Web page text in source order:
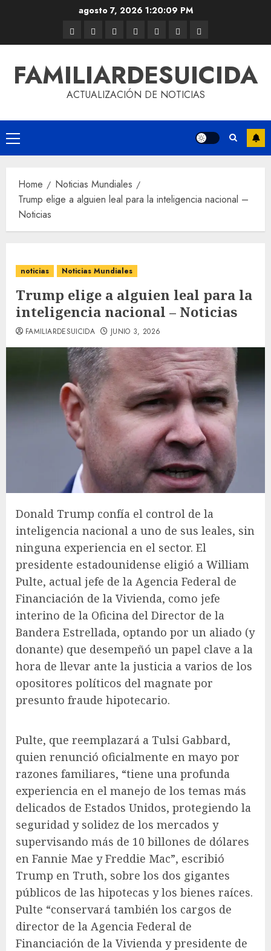
agosto 7, 2026 1:20:09 PM
FAMILIARDESUICIDA
ACTUALIZACIÓN DE NOTICIAS
Home
Noticias Mundiales
Trump elige a alguien leal para la inteligencia nacional –
Noticias
noticias Noticias Mundiales
Trump elige a alguien leal para la
inteligencia nacional – Noticias
FAMILIARDESUICIDA JUNIO 3, 2026
Donald Trump confía el control de la
inteligencia nacional a uno de sus leales, sin
ninguna experiencia en el sector. El
presidente estadounidense eligió a William
Pulte, actual jefe de la Agencia Federal de
Financiación de la Vivienda, como jefe
interino de la Oficina del Director de la
Bandera Estrellada, optando por un aliado (y
donante) que desempeñó un papel clave a la
hora de llevar ante la justicia a varios de los
opositores políticos del magnate por
presunto fraude hipotecario.
Pulte, que reemplazará a Tulsi Gabbard,
quien renunció oficialmente en mayo por
razones familiares, “tiene una profunda
experiencia en el manejo de los temas más
delicados de Estados Unidos, protegiendo la
seguridad y solidez de los mercados y
supervisando más de 10 billones de dólares
en Fannie Mae y Freddie Mac”, escribió
Trump en Truth, sobre los dos gigantes
públicos de las hipotecas y los bienes raíces.
Pulte “conservará también los cargos de
director de la Agencia Federal de
Financiación de la Vivienda y presidente de